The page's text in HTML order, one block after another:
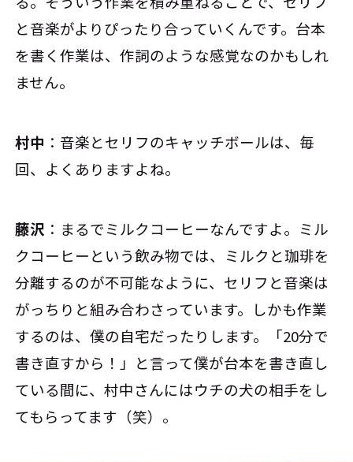
と音楽がよりぴったり合っていくんです。台本
を書く作業は、作詞のような感覚なのかもしれ
ません。
村中 ：音楽とセリフのキャッチボールは、毎
回、よくありますよね。
藤沢 ：まるでミルクコーヒーなんですよ。ミル
クコーヒーという飲み物では、ミルクと珈琲を
分離するのが不可能なように、セリフと音楽は
がっちりと組み合わさっています。しかも作業
するのは、僕の自宅だったりします。「20分で
書き直すから！」と言って僕が台本を書き直し
ている間に、村中さんにはウチの犬の相手をし
てもらってます（笑）。